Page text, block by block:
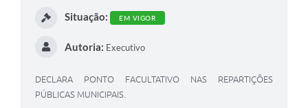
Situação: EM VIGOR
Autoria: Executivo
DECLARA PONTO FACULTATIVO NAS REPARTIÇÕES
PÚBLICAS MUNICIPAIS.